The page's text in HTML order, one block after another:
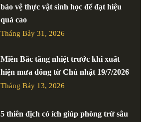
bảo vệ thực vật sinh học để đạt hiệu
quả cao
Tháng Bảy 31, 2026
Miền Bắc tăng nhiệt trước khi xuất
hiện mưa dông từ Chủ nhật 19/7/2026
Tháng Bảy 13, 2026
5 thiên địch có ích giúp phòng trừ sâu